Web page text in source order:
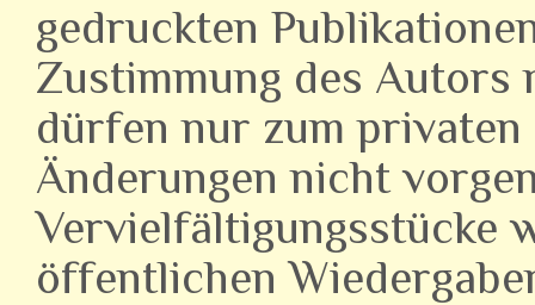
gedruckten
Zustimmung des Autors
dürfen nur zum
Änderungen nicht
Vervielfältigungsstücke
öffentlichen